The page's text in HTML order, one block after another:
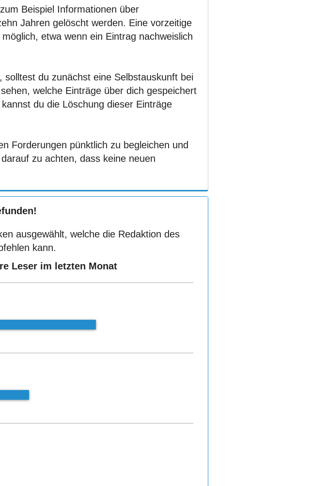
Beispiel Informationen über
Jahren gelöscht werden. Eine vorzeitige
etwa wenn ein Eintrag nachweislich
du zunächst eine Selbstauskunft bei
welche Einträge über dich gespeichert
du die Löschung dieser Einträge
Forderungen pünktlich zu begleichen und
zu achten, dass keine neuen
ausgewählt, welche die Redaktion des
kann.
Leser im letzten Monat